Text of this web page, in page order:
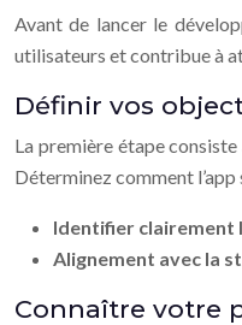
Avant de lancer le
utilisateurs et contribue à
Définir vos
La première étape
Déterminez comment
Identifier clairement
Alignement avec la
Connaître votre